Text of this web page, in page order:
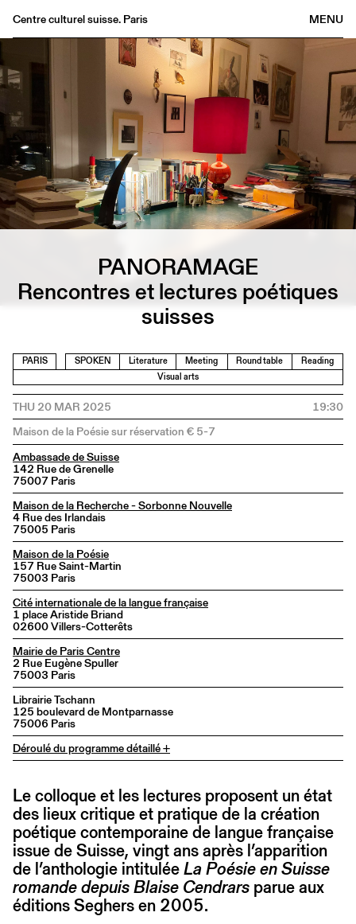
MENU
Centre culturel suisse. Paris
Bookshop
Archives
Medias
Publications
About
FR/EN
PANORAMAGE
Rencontres et lectures poétiques
suisses
PARIS SPOKEN Literature Meeting Round table
Reading
Visual arts
THU 20 MAR 2025
19:30
Maison de la Poésie sur réservation € 5-7
Ambassade de Suisse
142 Rue de Grenelle
75007 Paris
Maison de la Recherche - Sorbonne Nouvelle
4 Rue des Irlandais
75005 Paris
Maison de la Poésie
157 Rue Saint-Martin
75003 Paris
Cité internationale de la langue française
1 place Aristide Briand
02600 Villers-Cotterêts
Mairie de Paris Centre
2 Rue Eugène Spuller
75003 Paris
Librairie Tschann
125 boulevard de Montparnasse
75006 Paris
Déroulé du programme détaillé +
Le colloque et les lectures proposent un état
des lieux critique et pratique de la création
poétique contemporaine de langue française
issue de Suisse, vingt ans après l’apparition
de l’anthologie intituléeLa Poésie en Suisse
romande depuis Blaise Cendrars parue aux
éditions Seghers en 2005.